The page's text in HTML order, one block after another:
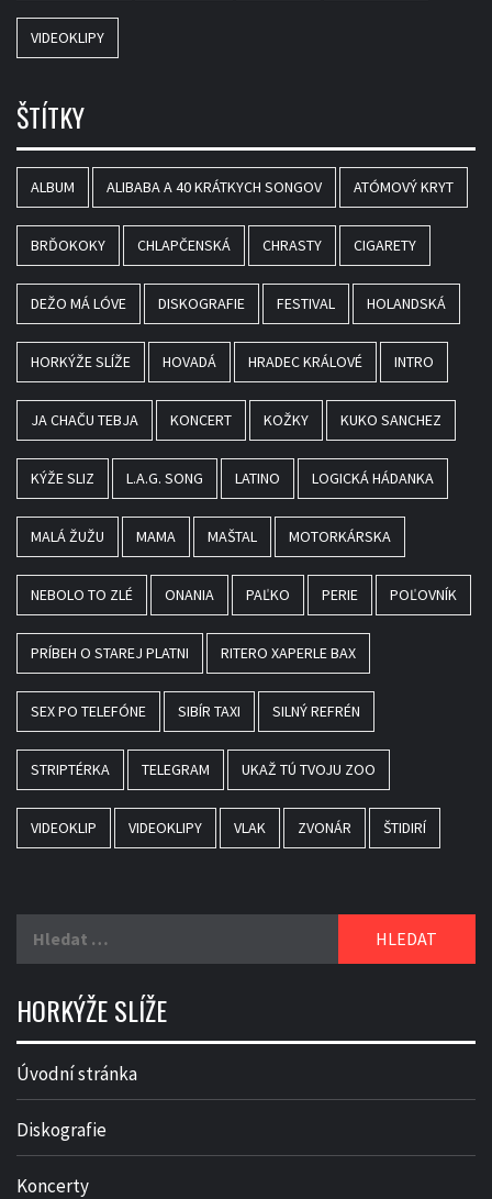
VIDEOKLIPY
ŠTÍTKY
ALBUM ALIBABA A 40 KRÁTKYCH SONGOV ATÓMOVÝ KRYT
BRĎOKOKY CHLAPČENSKÁ CHRASTY CIGARETY
DEŽO MÁ LÓVE DISKOGRAFIE FESTIVAL HOLANDSKÁ
HORKÝŽE SLÍŽE HOVADÁ HRADEC KRÁLOVÉ INTRO
JA CHAČU TEBJA KONCERT KOŽKY KUKO SANCHEZ
KÝŽE SLIZ L.A.G. SONG LATINO LOGICKÁ HÁDANKA
MALÁ ŽUŽU MAMA MAŠTAL MOTORKÁRSKA
NEBOLO TO ZLÉ ONANIA PAĽKO PERIE POĽOVNÍK
PRÍBEH O STAREJ PLATNI RITERO XAPERLE BAX
SEX PO TELEFÓNE SIBÍR TAXI SILNÝ REFRÉN
STRIPTÉRKA TELEGRAM UKAŽ TÚ TVOJU ZOO
VIDEOKLIP VIDEOKLIPY VLAK ZVONÁR ŠTIDIRÍ
HORKÝŽE SLÍŽE
Úvodní stránka
Diskografie
Koncerty